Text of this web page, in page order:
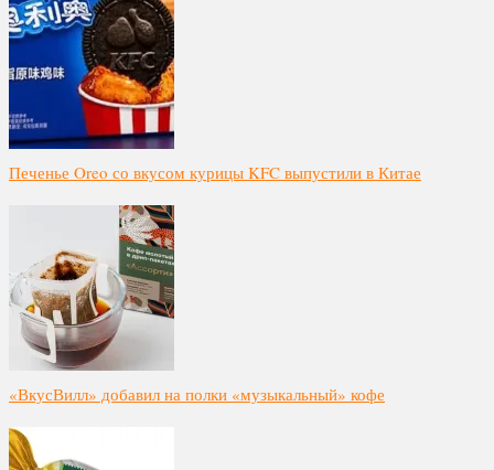
Печенье Oreo со вкусом курицы KFC выпустили в Китае
«ВкусВилл» добавил на полки «музыкальный» кофе